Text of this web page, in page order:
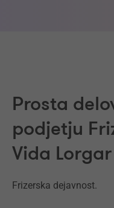
Prosta
podjetju
Vida
Frizerska dejavnost.